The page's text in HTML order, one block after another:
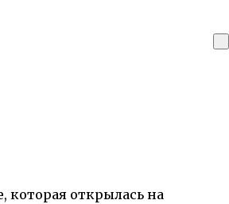
которая открылась на